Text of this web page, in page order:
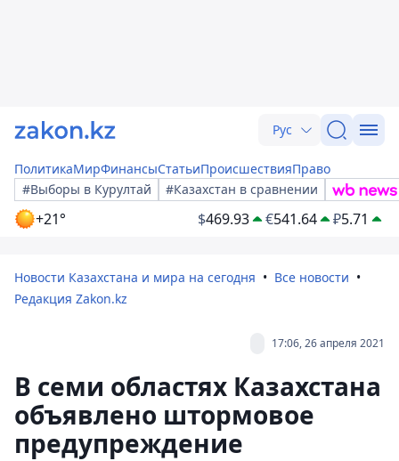
Рус
ПолитикаМирФинансыСтатьиПроисшествияПраво
#Выборы в Курултай
#Казахстан в сравнении
+21° $469.93 €541.64 ₽5.71
Новости Казахстана и мира на сегодня
Все новости
Редакция Zakon.kz
17:06, 26 апреля 2021
В семи областях Казахстана
объявлено штормовое
предупреждение